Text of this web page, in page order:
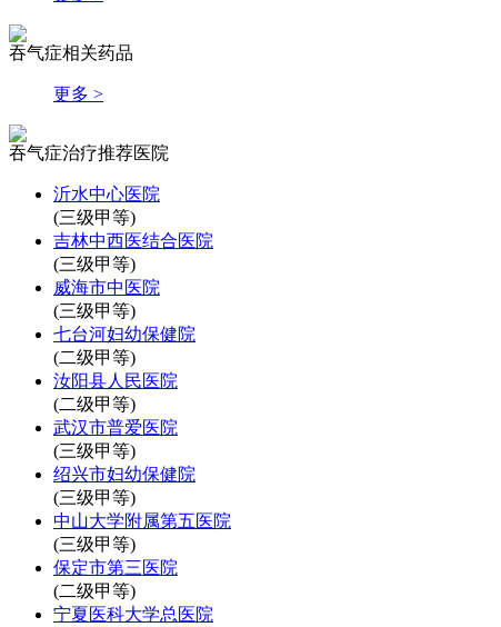
吞气症相关药品
更多 >
吞气症治疗推荐医院
沂水中心医院
(三级甲等)
吉林中西医结合医院
(三级甲等)
威海市中医院
(三级甲等)
七台河妇幼保健院
(二级甲等)
汝阳县人民医院
(二级甲等)
武汉市普爱医院
(三级甲等)
绍兴市妇幼保健院
(三级甲等)
中山大学附属第五医院
(三级甲等)
保定市第三医院
(二级甲等)
宁夏医科大学总医院